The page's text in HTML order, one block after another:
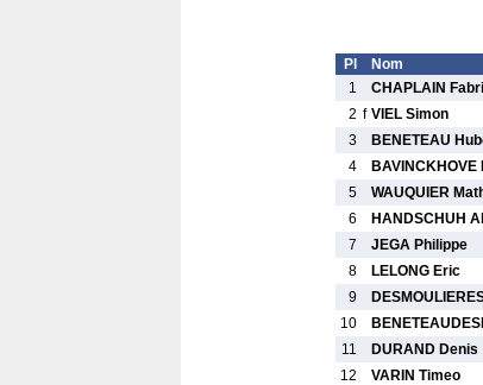
Pl Nom
1
CHAPLAIN
2 f VIEL Simon
3
BENETEAU
4
5
WAUQUIER
6
HANDSCHUH
7
JEGA Philippe
8
LELONG Eric
9
10
11
DURAND Denis
12
VARIN Timeo